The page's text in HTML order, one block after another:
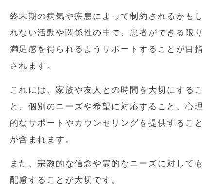
終末期の病気や疾患によって制約されるかもし
れない活動や関係性の中で、患者ができる限り
満足感を得られるようサポートすることが目指
されます。
これには、家族や友人との時間を大切にするこ
と、個別のニーズや希望に対応すること、心理
的なサポートやカウンセリングを提供すること
が含まれます。
また、宗教的な信念や霊的なニーズに対しても
配慮することが大切です。